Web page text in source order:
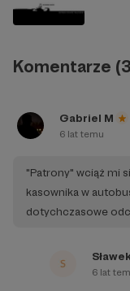
Komentarze
Gabriel M
6 lat temu
"Patrony" wciąż mi
kasownika w
dotychczasowe
6 lat